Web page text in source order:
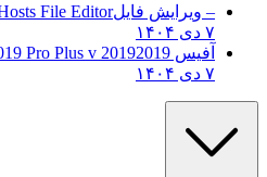
– ویرایش فایلHosts File Editor+
آفیس 2019
2019 Microsoft Office 2019 Pro Plus v